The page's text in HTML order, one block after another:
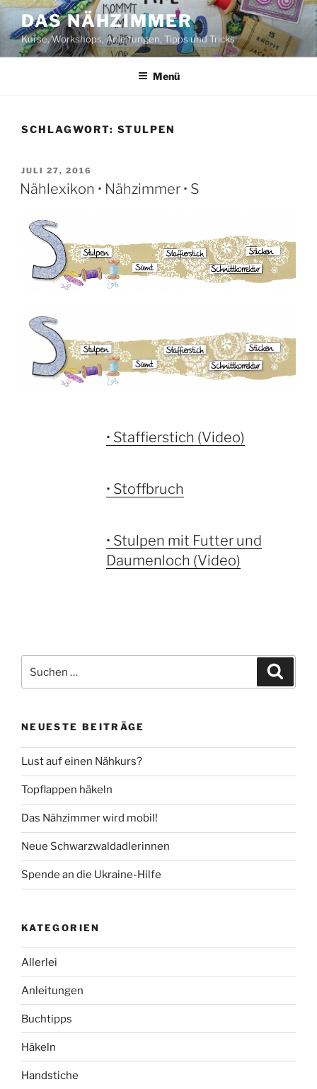
Zum
Inhalt
springen
DAS NÄHZIMMER
Kurse, Workshops, Anleitungen, Tipps und Tricks
Menü
SCHLAGWORT: STULPEN
VERÖFFENTLICHT
AM
JULI 27, 2016
Nählexikon • Nähzimmer • S
• Staffierstich (Video)
• Stoffbruch
• Stulpen mit Futter und
Daumenloch (Video)
nach:
NEUESTE BEITRÄGE
Lust auf einen Nähkurs?
Topflappen häkeln
Das Nähzimmer wird mobil!
Neue Schwarzwaldadlerinnen
Spende an die Ukraine-Hilfe
KATEGORIEN
Allerlei
Anleitungen
Buchtipps
Häkeln
Handstiche